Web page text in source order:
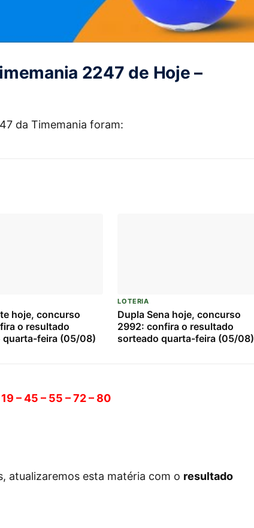
2247 de Hoje –
da Timemania foram:
hoje, concurso
o resultado
quarta-feira (05/08)
LOTERIA
Dupla Sena hoje, concurso
2992: confira o resultado
sorteado quarta-feira (05/08)
– 45 – 55 – 72 – 80
atualizaremos esta matéria com o resultado